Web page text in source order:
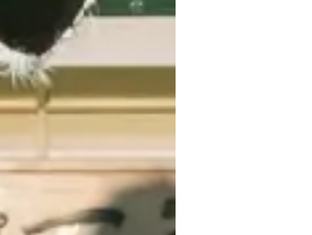
VOTRE N° ?
de commande figure en haut
de la souscription de votre
abonnement.